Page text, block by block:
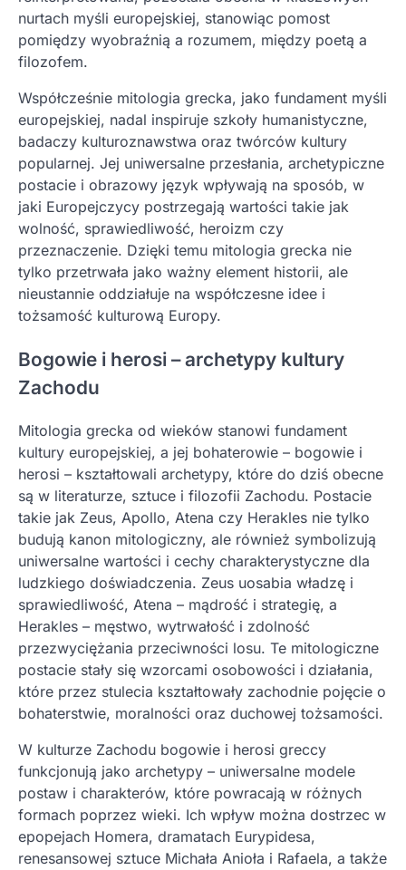
nurtach myśli europejskiej, stanowiąc pomost
pomiędzy wyobraźnią a rozumem, między poetą a
filozofem.
Współcześnie mitologia grecka, jako fundament myśli
europejskiej, nadal inspiruje szkoły humanistyczne,
badaczy kulturoznawstwa oraz twórców kultury
popularnej. Jej uniwersalne przesłania, archetypiczne
postacie i obrazowy język wpływają na sposób, w
jaki Europejczycy postrzegają wartości takie jak
wolność, sprawiedliwość, heroizm czy
przeznaczenie. Dzięki temu mitologia grecka nie
tylko przetrwała jako ważny element historii, ale
nieustannie oddziałuje na współczesne idee i
tożsamość kulturową Europy.
Bogowie i herosi – archetypy kultury
Zachodu
Mitologia grecka od wieków stanowi fundament
kultury europejskiej, a jej bohaterowie – bogowie i
herosi – kształtowali archetypy, które do dziś obecne
są w literaturze, sztuce i filozofii Zachodu. Postacie
takie jak Zeus, Apollo, Atena czy Herakles nie tylko
budują kanon mitologiczny, ale również symbolizują
uniwersalne wartości i cechy charakterystyczne dla
ludzkiego doświadczenia. Zeus uosabia władzę i
sprawiedliwość, Atena – mądrość i strategię, a
Herakles – męstwo, wytrwałość i zdolność
przezwyciężania przeciwności losu. Te mitologiczne
postacie stały się wzorcami osobowości i działania,
które przez stulecia kształtowały zachodnie pojęcie o
bohaterstwie, moralności oraz duchowej tożsamości.
W kulturze Zachodu bogowie i herosi greccy
funkcjonują jako archetypy – uniwersalne modele
postaw i charakterów, które powracają w różnych
formach poprzez wieki. Ich wpływ można dostrzec w
epopejach Homera, dramatach Eurypidesa,
renesansowej sztuce Michała Anioła i Rafaela, a także